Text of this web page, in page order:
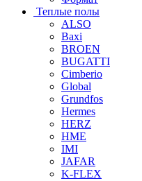
Теплые полы
ALSO
Baxi
BROEN
BUGATTI
Cimberio
Global
Grundfos
Hermes
HERZ
HME
IMI
JAFAR
K-FLEX